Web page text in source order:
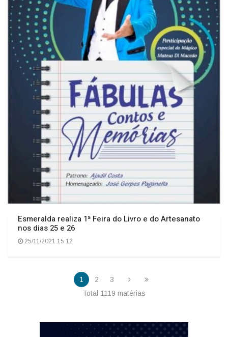
Esmeralda realiza 1ª Feira do Livro e do Artesanato
nos dias 25 e 26
25/11/2021 15:12
1 2
3
Total 1119 matérias